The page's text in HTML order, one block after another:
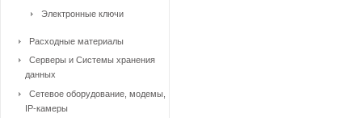
Электронные ключи
Расходные материалы
Серверы и Системы хранения
данных
Сетевое оборудование, модемы,
IP-камеры